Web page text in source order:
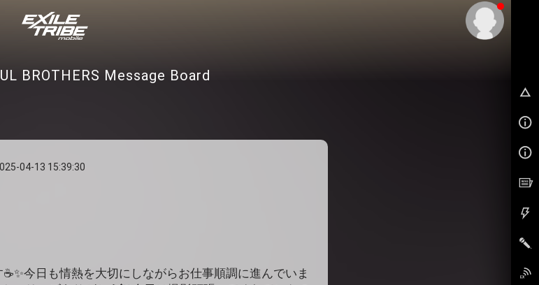
BROTHERS Message Board
04-13 15:39:30
今日も情熱を大切にしながらお仕事順調に進んでいま